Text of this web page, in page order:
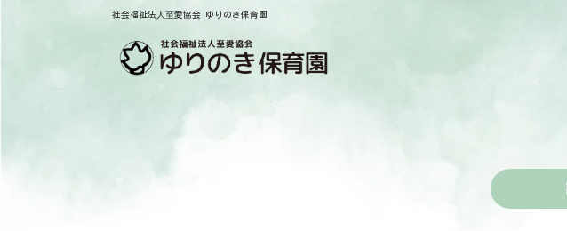
社会福祉法⼈⾄愛協会 ゆりのき保育園